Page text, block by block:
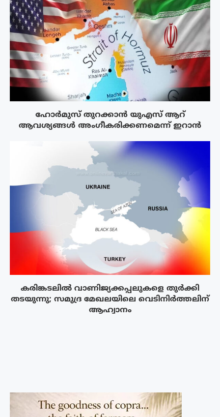
ഹോർമുസ് തുറക്കാൻ യുഎസ് ആറ്
ആവശ്യങ്ങൾ അംഗീകരിക്കണമെന്ന് ഇറാൻ
കരിങ്കടലിൽ വാണിജ്യക്കപ്പലുകളെ തുർക്കി
തടയുന്നു; സമുദ്ര മേഖലയിലെ വെടിനിർത്തലിന്
ആഹ്വാനം